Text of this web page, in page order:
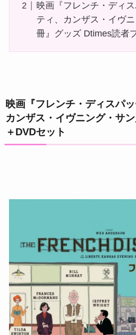
映画『フレンチ・ディ
ティ、カンザス・イヴ
冊』グッズ Dtimes読者
映画『フレンチ・ディスパッ
カンザス・イヴニング・サ
＋DVDセット